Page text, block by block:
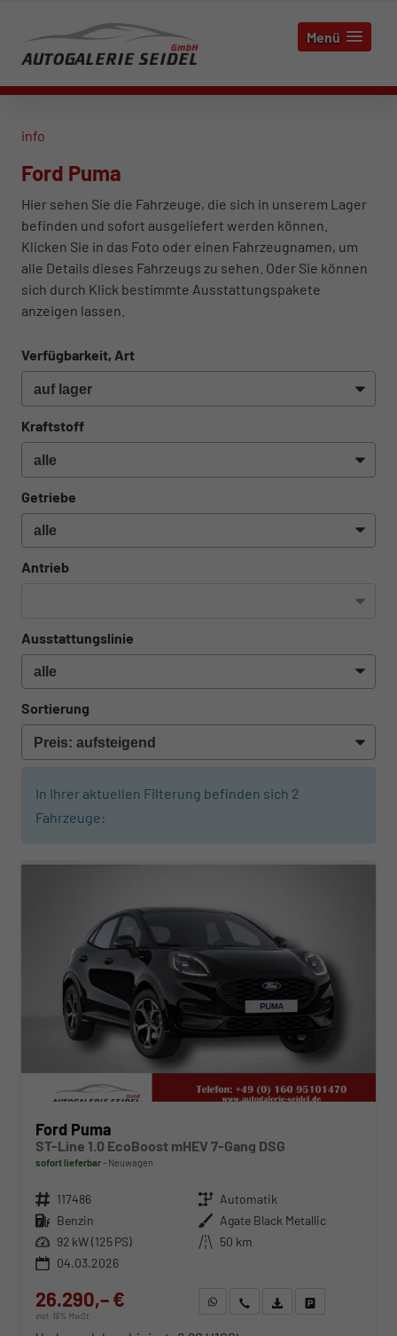
Menü
info
Ford Puma
Hier sehen Sie die Fahrzeuge, die sich in unserem Lager
befinden und sofort ausgeliefert werden können.
Klicken Sie in das Foto oder einen Fahrzeugnamen, um
alle Details dieses Fahrzeugs zu sehen. Oder Sie können
sich durch Klick bestimmte Ausstattungspakete
anzeigen lassen.
Verfügbarkeit, Art
Kraftstoff
Getriebe
Antrieb
Ausstattungslinie
Sortierung
In Ihrer aktuellen Filterung befinden sich 2
Fahrzeuge:
ab 267,– € mtl.
Ford Puma
ST-Line 1.0 EcoBoost mHEV 7-Gang DSG
sofort lieferbar Neuwagen
Fahrzeugnr. 117486 Getriebe Automatik
Kraftstoff Benzin Außenfarbe Agate Black Metallic
Leistung 92 kW (125 PS) Kilometerstand 50 km
04.03.2026
26.290,– €
incl. 19% MwSt.
WhatsApp anfragen
Wir rufen Sie anFahrzeugexposé (PDF)